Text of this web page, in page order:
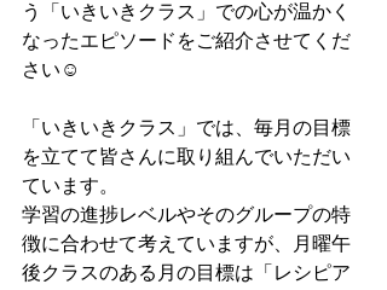
う「いきいきクラス」での心が温かく
なったエピソードをご紹介させてくだ
さい☺️
「いきいきクラス」では、毎月の目標
を立てて皆さんに取り組んでいただい
ています。
学習の進捗レベルやそのグループの特
徴に合わせて考えていますが、月曜午
後クラスのある月の目標は「レシピア